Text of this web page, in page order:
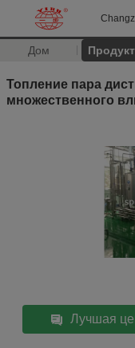
Дом
Топление пара
множественного
Лучшая